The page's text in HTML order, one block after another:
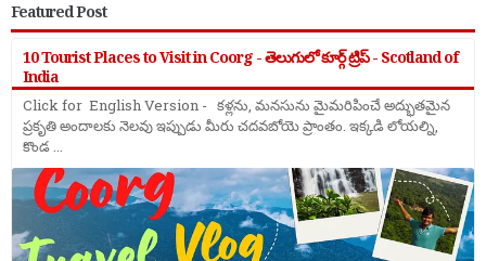
Featured Post
10 Tourist Places to Visit in Coorg - తెలుగులో కూర్గ్ ట్రిప్ - Scotland of
India
Click for English Version - కళ్లను, మనసును మైమరిపించే అద్భుతమైన
ప్రకృతి అందాలకు నెలవు ఇప్పుడు మీరు చదవబోయె ప్రాంతం. ఇక్కడి లోయల్ని,
కొండ ...